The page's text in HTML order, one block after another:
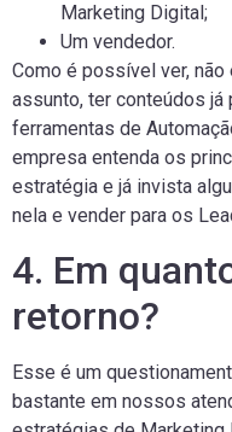
Marketing Digital;
Um vendedor.
Como é possível ver,
assunto, ter conteúdos
ferramentas de
empresa entenda os
estratégia e já invista
nela e vender para os
4. Em
retorno?
Esse é um
bastante em nossos